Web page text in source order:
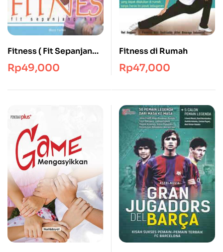
Fitness ( Fit Sepanjang
Hari )
Rp49,000
Fitness di Rumah
Rp47,000